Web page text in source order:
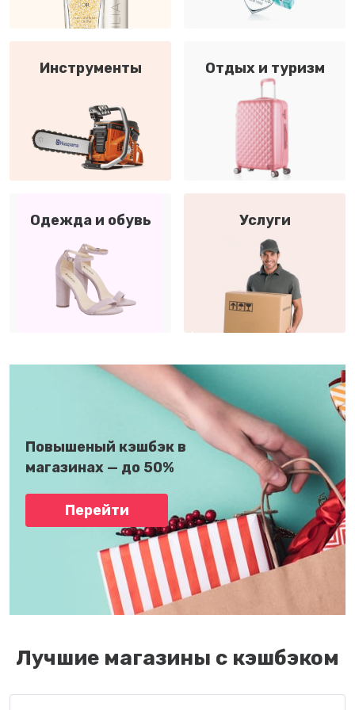
Инструменты Отдых и туризм
Одежда и обувь Услуги
Повышеный кэшбэк в
магазинах — до 50%
Перейти
Лучшие магазины с кэшбэком